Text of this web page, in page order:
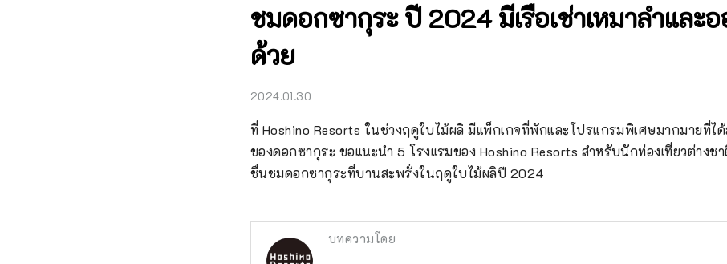
ชมดอกซากุระ ปี 2024 มีเรือเช่าเหมาลำและ
ด้วย
2024.01.30
ที่ Hoshino Resorts ในช่วงฤดูใบไม้ผลิ มีแพ็กเกจที่พักและโปรแกรมพิเศษมากมายที่ไ
ของดอกซากุระ ขอแนะนำ 5 โรงแรมของ Hoshino Resorts สำหรับนักท่องเที่ยวต่าง
ชื่นชมดอกซากุระที่บานสะพรั่งในฤดูใบไม้ผลิปี 2024
บทความโดย